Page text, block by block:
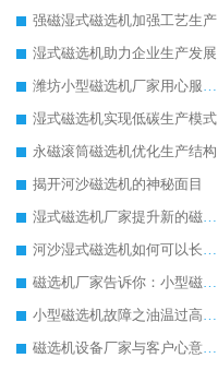
强磁湿式磁选机加强工艺生产
湿式磁选机助力企业生产发展
潍坊小型磁选机厂家用心服务客户
湿式磁选机实现低碳生产模式
永磁滚筒磁选机优化生产结构
揭开河沙磁选机的神秘面目
湿式磁选机厂家提升新的磁选工艺
河沙湿式磁选机如何可以长久使用
磁选机厂家告诉你：小型磁选机多少钱
小型磁选机故障之油温过高解决方法
磁选机设备厂家与客户心意相通